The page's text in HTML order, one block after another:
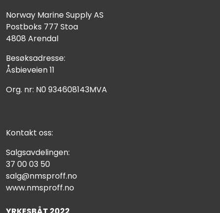
Norway Marine Supply AS
Postboks 777 Stoa
4808 Arendal
Besøksadresse:
Åsbieveien 11
Org. nr: N0 934608143MVA
Kontakt oss:
Salgsavdelingen:
37 00 03 50
salg@nmsproff.no
www.nmsproff.no